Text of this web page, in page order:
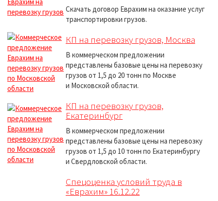
Скачать договор Еврахим на оказание услуг
транспортировки грузов.
КП на перевозку грузов, Москва
В коммерческом предложении
представлены базовые цены на перевозку
грузов от 1,5 до 20 тонн по Москве
и Московской области.
КП на перевозку грузов,
Екатеринбург
В коммерческом предложении
представлены базовые цены на перевозку
грузов от 1,5 до 10 тонн по Екатеринбургу
и Свердловской области.
Спецоценка условий труда в
«Еврахим» 16.12.22